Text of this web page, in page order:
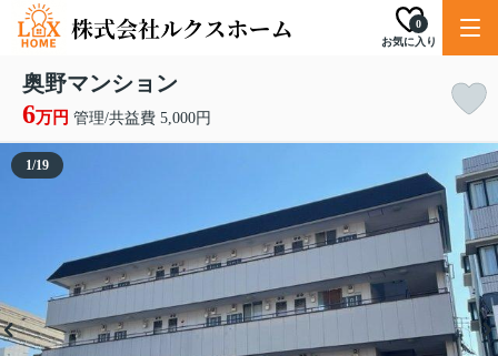
お気に入り
0
奥野マンション
6万円 管理/共益費 5,000円
1/19